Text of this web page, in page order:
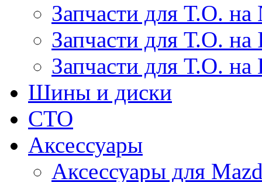
Запчасти для Т.О. на
Запчасти для Т.О.
Запчасти для Т.О. на
Шины и диски
СТО
Аксессуары
Аксессуары для